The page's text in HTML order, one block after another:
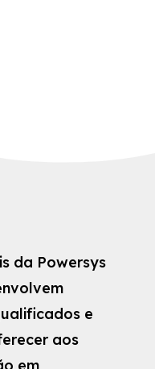
da Powersys
e
aos